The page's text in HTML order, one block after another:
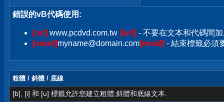
錯誤的vB代碼使用:
[url] www.pcdvd.com.tw [/url] - 不要在文本和代碼間
[email]myname@domain.com[email] - 結束標籤必須
粗體 / 斜體 / 底線
[b], [i] 和 [u] 標籤允許您建立粗體,斜體和底線文本.